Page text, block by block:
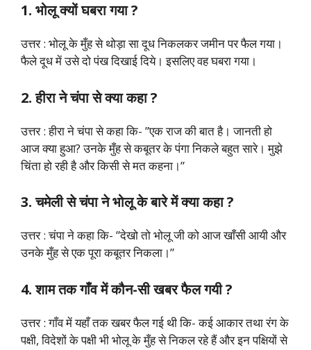
1. भोलू क्यों घबरा गया ?
उत्तर : भोलू के मुँह से थोड़ा सा दूध निकलकर जमीन पर फैल गया।
फैले दूध में उसे दो पंख दिखाई दिये। इसलिए वह घबरा गया।
2. हीरा ने चंपा से क्या कहा ?
उत्तर : हीरा ने चंपा से कहा कि- ”एक राज की बात है। जानती हो
आज क्या हुआ? उनके मुँह से कबूतर के पंगा निकले बहुत सारे। मुझे
चिंता हो रही है और किसी से मत कहना।”
3. चमेली से चंपा ने भोलू के बारे में क्या कहा ?
उत्तर : चंपा ने कहा कि- ”देखो तो भोलू जी को आज खाँसी आयी और
उनके मुँह से एक पूरा कबूतर निकला।”
4. शाम तक गाँव में कौन-सी खबर फैल गयी ?
उत्तर : गाँव में यहाँ तक खबर फैल गई थी कि- कई आकार तथा रंग के
पक्षी, विदेशों के पक्षी भी भोलू के मुँह से निकल रहे हैं और इन पक्षियों से